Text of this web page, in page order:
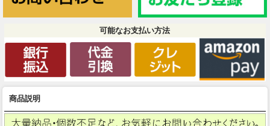
可能なお支払い方法
商品説明